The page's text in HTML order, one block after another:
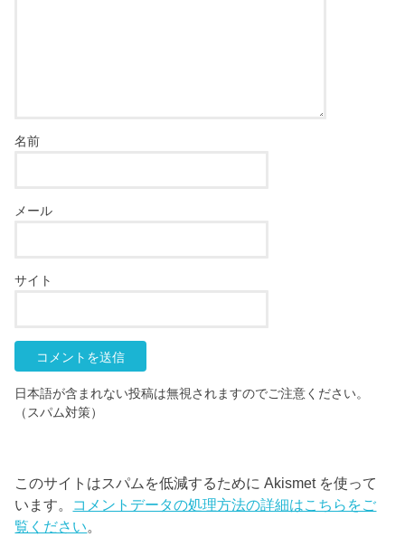
名前
メール
サイト
日本語が含まれない投稿は無視されますのでご注意ください。
（スパム対策）
このサイトはスパムを低減するために Akismet を使って
います。 コメントデータの処理方法の詳細はこちらをご
覧ください。